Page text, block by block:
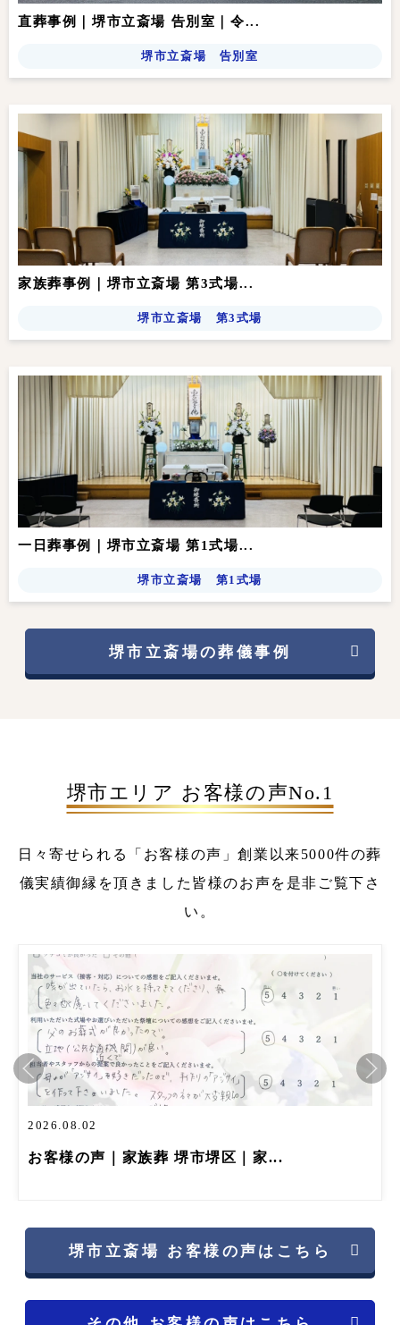
直葬事例｜堺市立斎場 告別室｜令...
堺市立斎場 告別室
家族葬事例｜堺市立斎場 第3式場...
堺市立斎場 第3式場
一日葬事例｜堺市立斎場 第1式場...
堺市立斎場 第1式場
堺市立斎場の葬儀事例
堺市エリア お客様の声No.1
日々寄せられる「お客様の声」創業以来5000件の葬
儀実績御縁を頂きました皆様のお声を是非ご覧下さ
い。
2026.08.02
お客様の声｜家族葬 堺市堺区｜家...
堺市立斎場 お客様の声はこちら